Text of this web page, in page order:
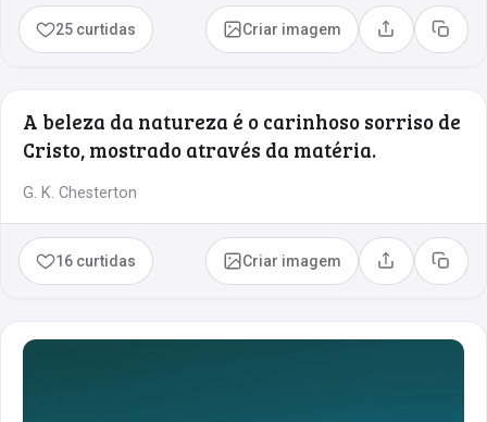
25 curtidas Criar imagem Compartilhar
Copiar
A beleza da natureza é o carinhoso sorriso de
Cristo, mostrado através da matéria.
G. K. Chesterton
16 curtidas Criar imagem Compartilhar
Copiar